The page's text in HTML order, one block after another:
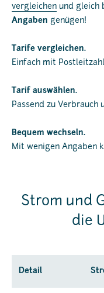
vergleichen und gleich
Angaben genügen!
Tarife vergleichen.
Einfach mit
Tarif auswählen.
Passend zu Verbrauch
Bequem wechseln.
Mit wenigen Angaben
Strom und
die
Detail